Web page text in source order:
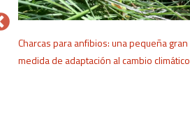
Charcas para anfibios: una pequeña gran
medida de adaptación al cambio climático